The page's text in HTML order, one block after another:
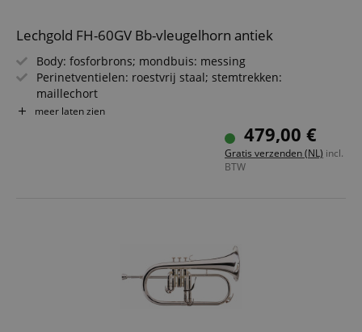
Lechgold FH-60GV Bb-vleugelhorn antiek
Body: fosforbrons; mondbuis: messing
Perinetventielen: roestvrij staal; stemtrekken:
maillechort
Beker-Ø: 152 mm; boring: 11,2 mm
Triggerhendel met minibal-scharnier op het 3e ventiel
Incl. mondstuk & lichtgewicht koffer met verstelbare
Uiterlijk en kleur kunnen productietechnisch afwijken.
meer laten zien
479,00 €
Gratis verzenden (NL) incl.
BTW